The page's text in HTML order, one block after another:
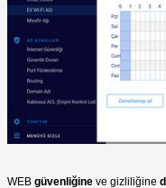
WEB güvenliğine ve gizliliğine